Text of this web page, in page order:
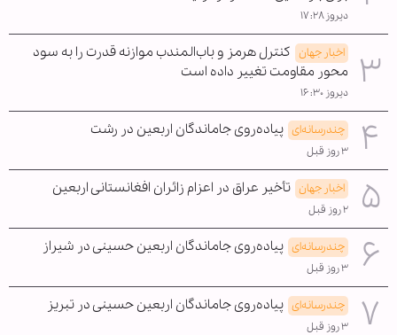
دیروز ۱۷:۲۸
اخبار جهان کنترل هرمز و باب‌المندب موازنه قدرت را به سود
محور مقاومت تغییر داده است
دیروز ۱۶:۳۰
چندرسانه‌ای پیاده‌روی جاماندگان اربعین در رشت
۳ روز قبل
اخبار جهان تأخیر عراق در اعزام زائران افغانستانی اربعین
۲ روز قبل
چندرسانه‌ای پیاده‌روی جاماندگان اربعین حسینی در شیراز
۳ روز قبل
چندرسانه‌ای پیاده‌روی جاماندگان اربعین حسینی در تبریز
۳ روز قبل